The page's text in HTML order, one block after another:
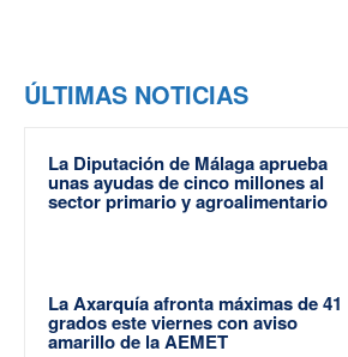
ÚLTIMAS NOTICIAS
La Diputación de Málaga aprueba
unas ayudas de cinco millones al
sector primario y agroalimentario
La Axarquía afronta máximas de 41
grados este viernes con aviso
amarillo de la AEMET